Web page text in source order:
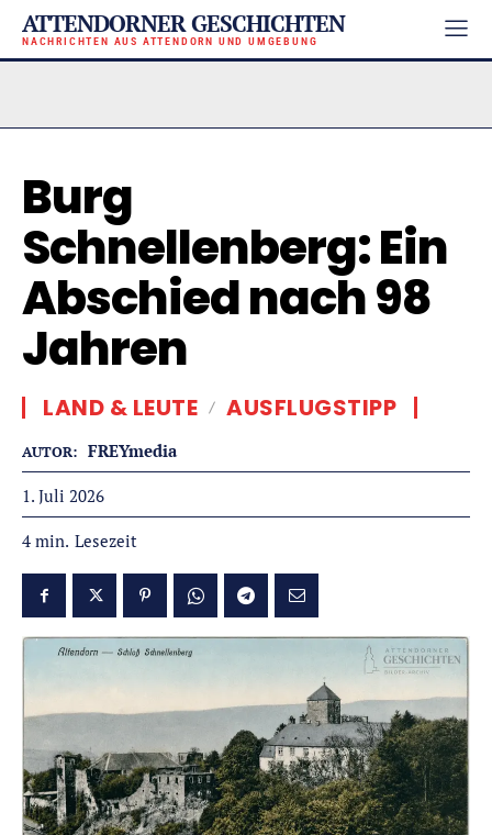
ATTENDORNER GESCHICHTEN
NACHRICHTEN AUS ATTENDORN UND UMGEBUNG
Burg
Schnellenberg: Ein
Abschied nach 98
Jahren
LAND & LEUTE AUSFLUGSTIPP
AUTOR: FREYmedia
1. Juli 2026
4 min. Lesezeit